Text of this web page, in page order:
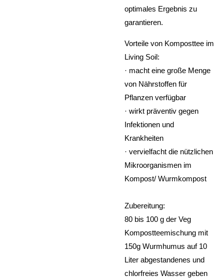
optimales Ergebnis zu
garantieren.
Vorteile von Komposttee im
Living Soil:
· macht eine große Menge
von Nährstoffen für
Pflanzen verfügbar
· wirkt präventiv gegen
Infektionen und
Krankheiten
· vervielfacht die nützlichen
Mikroorganismen im
Kompost/ Wurmkompost
Zubereitung:
80 bis 100 g der Veg
Kompostteemischung mit
150g Wurmhumus auf 10
Liter abgestandenes und
chlorfreies Wasser geben